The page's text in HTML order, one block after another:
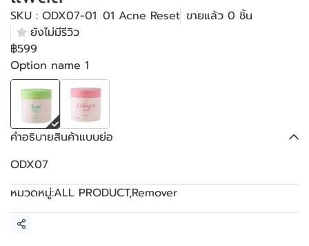
SKU : ODX07-01 01 Acne Reset ขายแล้ว 0 ชิ้น
ยังไม่มีรีวิว
฿599
Option name 1
คำอธิบายสินค้าแบบย่อ
ODX07
หมวดหมู่:ALL PRODUCT,Remover
แชร์